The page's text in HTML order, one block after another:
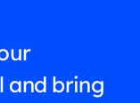
and bring